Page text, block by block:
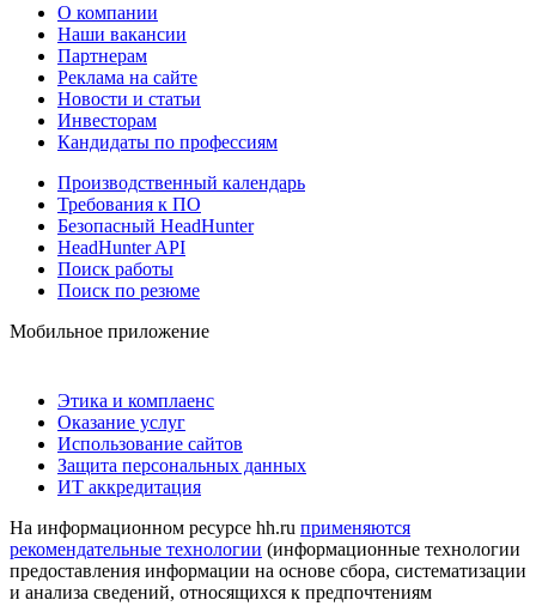
О компании
Наши вакансии
Партнерам
Реклама на сайте
Новости и статьи
Инвесторам
Кандидаты по профессиям
Производственный календарь
Требования к ПО
Безопасный HeadHunter
HeadHunter API
Поиск работы
Поиск по резюме
Мобильное приложение
Этика и комплаенс
Оказание услуг
Использование сайтов
Защита персональных данных
ИТ аккредитация
На информационном ресурсе hh.ru применяются
рекомендательные технологии (информационные технологии
предоставления информации на основе сбора, систематизации
и анализа сведений, относящихся к предпочтениям